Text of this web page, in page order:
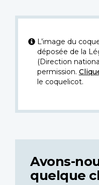
L’image du
déposée de la
(Direction
permission.
le coquelicot.
Avons-
quelque